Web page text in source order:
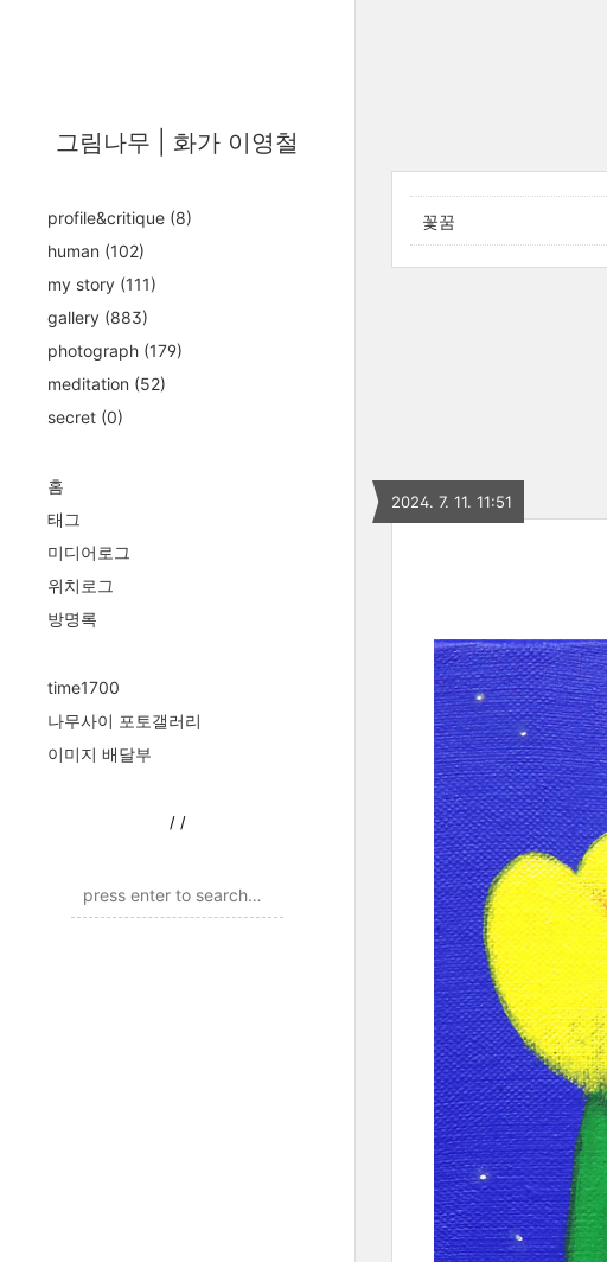
그림나무 | 화가 이영철
profile&critique (8)
human (102)
my story (111)
gallery (883)
photograph (179)
meditation (52)
secret (0)
홈
태그
미디어로그
위치로그
방명록
time1700
나무사이 포토갤러리
이미지 배달부
/ /
꽃꿈
2024. 7. 11. 11:51